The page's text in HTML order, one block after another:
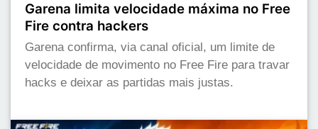
Garena limita velocidade máxima no Free
Fire contra hackers
Garena confirma, via canal oficial, um limite de
velocidade de movimento no Free Fire para travar
hacks e deixar as partidas mais justas.